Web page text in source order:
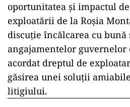
oportunitatea și impactul
exploatării de la Roșia
discuție încălcarea cu bună
angajamentelor guvernelor
acordat dreptul de
găsirea unei soluții
litigiului.